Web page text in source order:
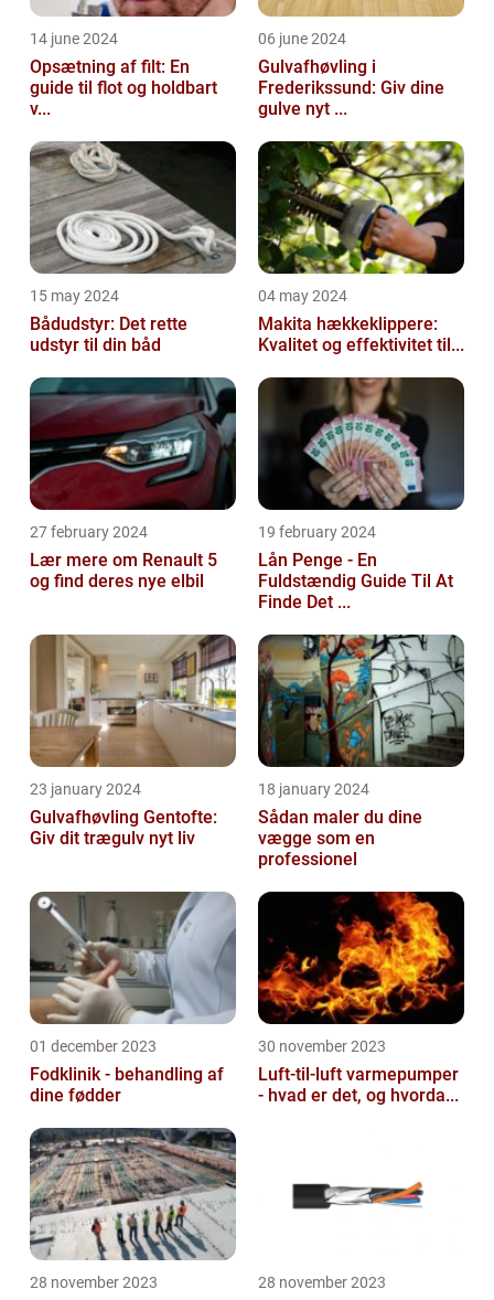
14 june 2024
Opsætning af filt: En
guide til flot og holdbart
v...
06 june 2024
Gulvafhøvling i
Frederikssund: Giv dine
gulve nyt ...
15 may 2024
Bådudstyr: Det rette
udstyr til din båd
04 may 2024
Makita hækkeklippere:
Kvalitet og effektivitet til...
27 february 2024
Lær mere om Renault 5
og find deres nye elbil
19 february 2024
Lån Penge - En
Fuldstændig Guide Til At
Finde Det ...
23 january 2024
Gulvafhøvling Gentofte:
Giv dit trægulv nyt liv
18 january 2024
Sådan maler du dine
vægge som en
professionel
01 december 2023
Fodklinik - behandling af
dine fødder
30 november 2023
Luft-til-luft varmepumper
- hvad er det, og hvorda...
28 november 2023 28 november 2023